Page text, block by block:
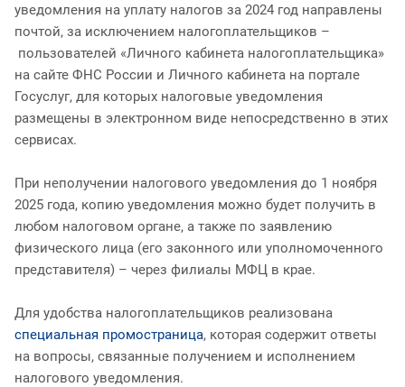
уведомления на уплату налогов за 2024 год направлены
почтой, за исключением налогоплательщиков –
пользователей «Личного кабинета налогоплательщика»
на сайте ФНС России и Личного кабинета на портале
Госуслуг, для которых налоговые уведомления
размещены в электронном виде непосредственно в этих
сервисах.
При неполучении налогового уведомления до 1 ноября
2025 года, копию уведомления можно будет получить в
любом налоговом органе, а также по заявлению
физического лица (его законного или уполномоченного
представителя) – через филиалы МФЦ в крае.
Для удобства налогоплательщиков реализована
специальная промостраница, которая содержит ответы
на вопросы, связанные получением и исполнением
налогового уведомления.